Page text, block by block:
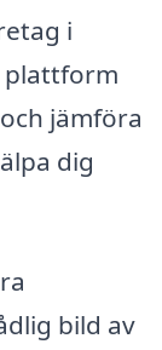
i
plattform
jämföra
dig
bild av